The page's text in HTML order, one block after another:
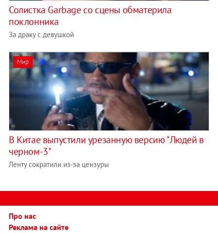
Солистка Garbage со сцены обматерила
поклонника
За драку с девушкой
Мир
В Китае выпустили урезанную версию "Людей в
черном-3"
Ленту сократили из-за цензуры
Про нас
Реклама на сайте